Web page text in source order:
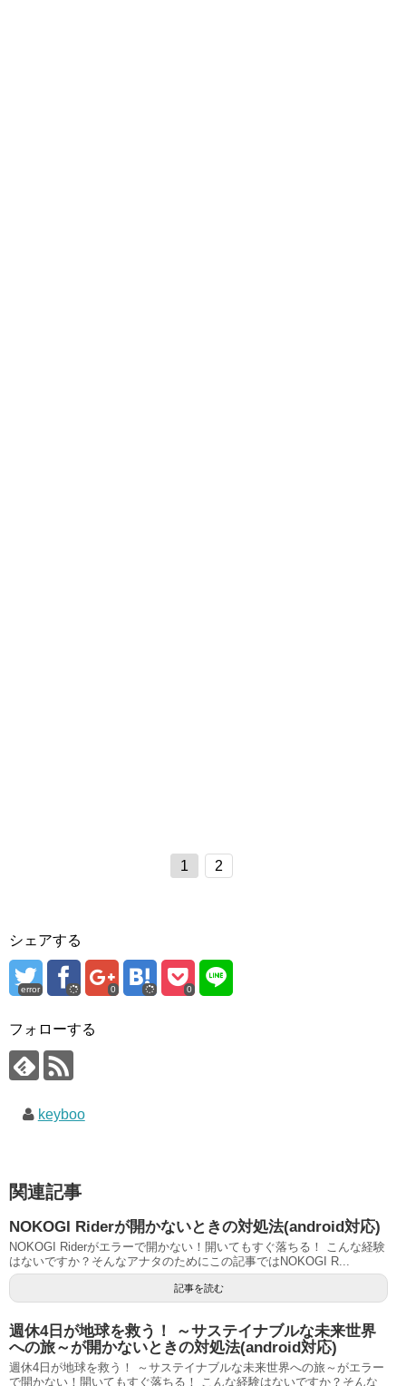
1 2
シェアする
error 0 0
フォローする
keyboo
関連記事
NOKOGI Riderが開かないときの対処法(android対応)
NOKOGI Riderがエラーで開かない！開いてもすぐ落ちる！ こんな経験
はないですか？そんなアナタのためにこの記事ではNOKOGI R...
記事を読む
週休4日が地球を救う！ ～サステイナブルな未来世界
への旅～が開かないときの対処法(android対応)
週休4日が地球を救う！ ～サステイナブルな未来世界への旅～がエラー
で開かない！開いてもすぐ落ちる！ こんな経験はないですか？そんな